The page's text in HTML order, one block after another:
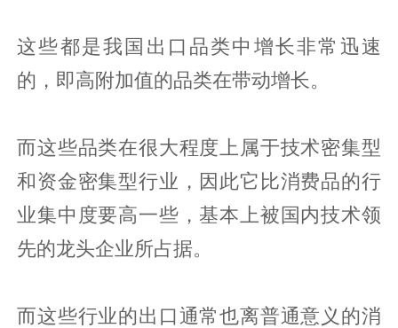
这些都是我国出口品类中增长非常迅速
的，即高附加值的品类在带动增长。
而这些品类在很大程度上属于技术密集型
和资金密集型行业，因此它比消费品的行
业集中度要高一些，基本上被国内技术领
先的龙头企业所占据。
而这些行业的出口通常也离普通意义的消